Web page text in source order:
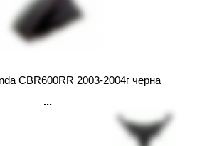
CBR600RR 2003-2004г черна